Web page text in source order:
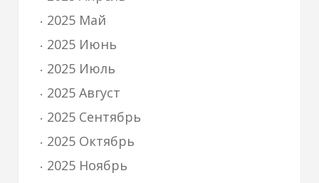
2025 Май
2025 Июнь
2025 Июль
2025 Август
2025 Сентябрь
2025 Октябрь
2025 Ноябрь